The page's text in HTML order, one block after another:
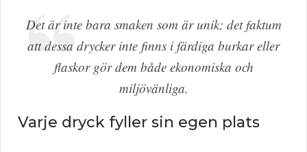
Det är inte bara smaken som är unik; det faktum
att dessa drycker inte finns i färdiga burkar eller
flaskor gör dem både ekonomiska och
miljövänliga.
Varje dryck fyller sin egen plats